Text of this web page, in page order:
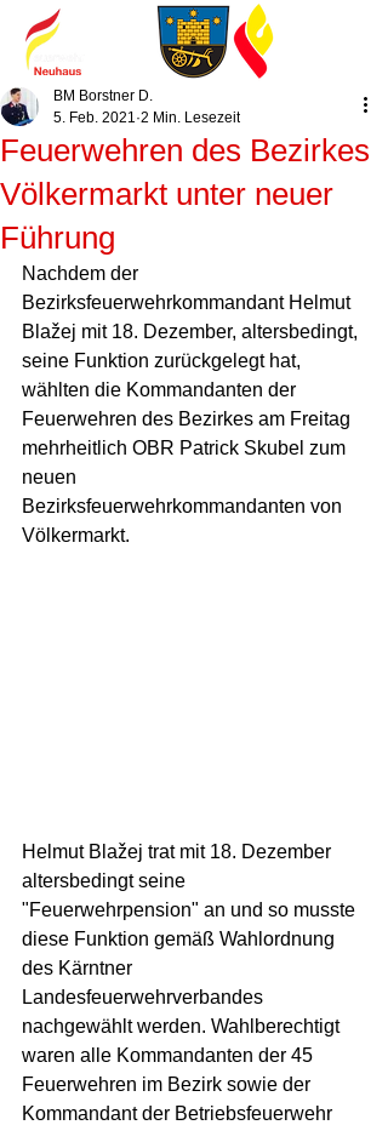
Feuerwehren des Bezirkes
Völkermarkt unter neuer
Führung
BM Borstner D.
5. Feb. 2021 2 Min. Lesezeit
Nachdem der
Bezirksfeuerwehrkommandant Helmut
Blažej mit 18. Dezember, altersbedingt,
seine Funktion zurückgelegt hat,
wählten die Kommandanten der
Feuerwehren des Bezirkes am Freitag
mehrheitlich OBR Patrick Skubel zum
neuen
Bezirksfeuerwehrkommandanten von
Völkermarkt.
Helmut Blažej trat mit 18. Dezember
altersbedingt seine
"Feuerwehrpension" an und so musste
diese Funktion gemäß Wahlordnung
des Kärntner
Landesfeuerwehrverbandes
nachgewählt werden. Wahlberechtigt
waren alle Kommandanten der 45
Feuerwehren im Bezirk sowie der
Kommandant der Betriebsfeuerwehr